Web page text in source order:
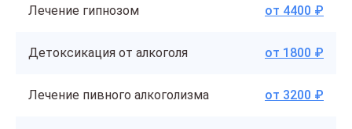
Лечение гипнозом от 4400 ₽
Детоксикация от алкоголя от 1800 ₽
Лечение пивного алкоголизма от 3200 ₽